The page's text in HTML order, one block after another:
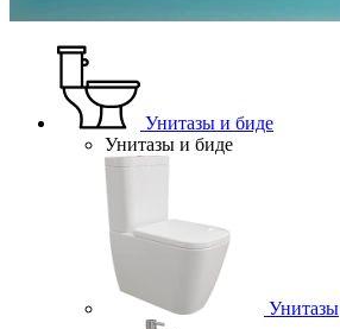
Унитазы и биде
Унитазы и биде
Унитазы